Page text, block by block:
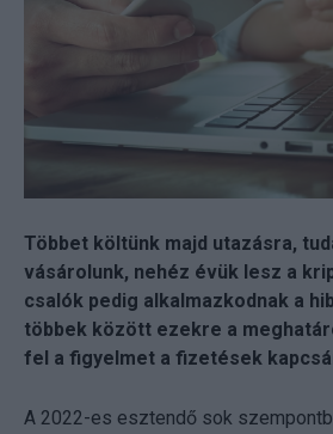
Többet költünk majd utazásra,
vásárolunk, nehéz évük lesz a
csalók pedig alkalmazkodnak a
többek között ezekre a
fel a figyelmet a fizetések
A 2022-es esztendő sok